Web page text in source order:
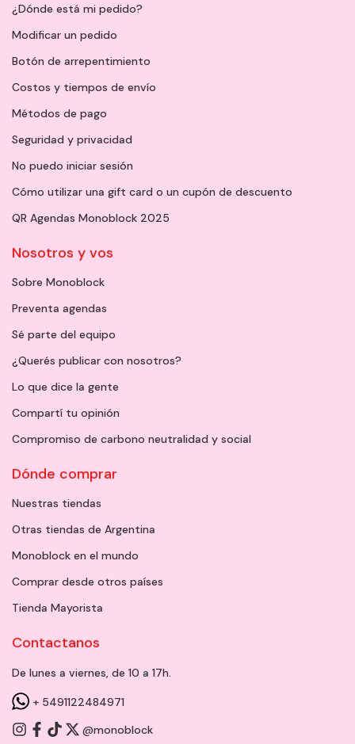
¿Dónde está mi pedido?
Modificar un pedido
Botón de arrepentimiento
Costos y tiempos de envío
Métodos de pago
Seguridad y privacidad
No puedo iniciar sesión
Cómo utilizar una gift card o un cupón de descuento
QR Agendas Monoblock 2025
Nosotros y vos
Sobre Monoblock
Preventa agendas
Sé parte del equipo
¿Querés publicar con nosotros?
Lo que dice la gente
Compartí tu opinión
Compromiso de carbono neutralidad y social
Dónde comprar
Nuestras tiendas
Otras tiendas de Argentina
Monoblock en el mundo
Comprar desde otros países
Tienda Mayorista
Contactanos
De lunes a viernes, de 10 a 17h.
+ 5491122484971
@monoblock